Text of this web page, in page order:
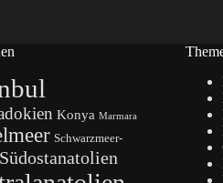
Konya Marmara
Schwarzmeer-
Südostanatolien